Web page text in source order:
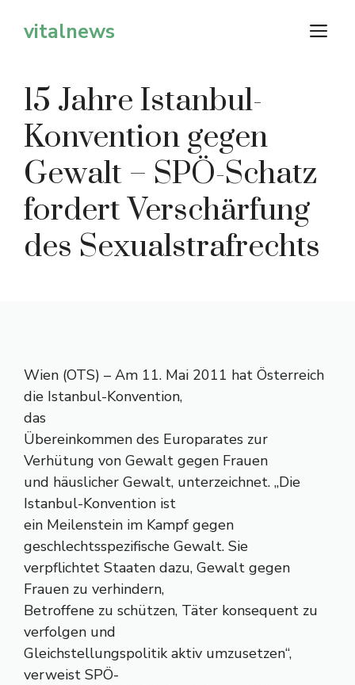
Inhaltvitalnews
15 Jahre Istanbul-
Konvention gegen
Gewalt – SPÖ-Schatz
fordert Verschärfung
des Sexualstrafrechts
Wien (OTS) – Am 11. Mai 2011 hat Österreich
die Istanbul-Konvention,
das
Übereinkommen des Europarates zur
Verhütung von Gewalt gegen Frauen
und häuslicher Gewalt, unterzeichnet. „Die
Istanbul-Konvention ist
ein Meilenstein im Kampf gegen
geschlechtsspezifische Gewalt. Sie
verpflichtet Staaten dazu, Gewalt gegen
Frauen zu verhindern,
Betroffene zu schützen, Täter konsequent zu
verfolgen und
Gleichstellungspolitik aktiv umzusetzen“,
verweist SPÖ-